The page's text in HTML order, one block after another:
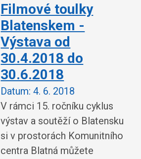
Filmové toulky
Blatenskem -
Výstava od
30.4.2018 do
30.6.2018
Datum: 4. 6. 2018
V rámci 15. ročníku cyklus
výstav a soutěží o Blatensku
si v prostorách Komunitního
centra Blatná můžete